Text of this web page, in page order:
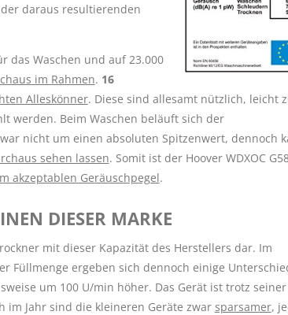
daraus resultierenden
das Waschen und auf 23.000
im Rahmen. 16
Alleskönner. Diese sind allesamt nützlich, leicht
werden. Beim Waschen beläuft sich der
nicht um einen absoluten Spitzenwert, dennoch
sehen lassen. Somit ist der Hoover WDXOC
akzeptablen Geräuschpegel.
DIESER MARKE
mit dieser Kapazität des Herstellers dar. Im
Füllmenge ergeben sich dennoch einige
um 100 U/min höher. Das Gerät ist trotz seiner
im Jahr sind die kleineren Geräte zwar sparsamer,